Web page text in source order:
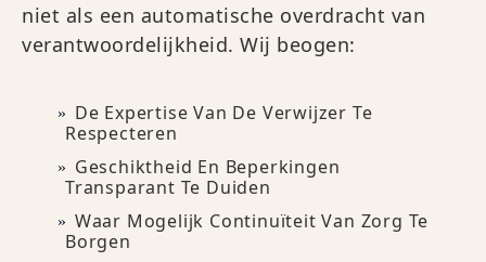
niet als een automatische overdracht van
verantwoordelijkheid. Wij beogen:
De Expertise Van De Verwijzer Te
Respecteren
Geschiktheid En Beperkingen
Transparant Te Duiden
Waar Mogelijk Continuïteit Van Zorg Te
Borgen